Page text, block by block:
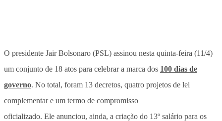
O presidente Jair Bolsonaro (PSL) assinou nesta quinta-feira (11/4)
um conjunto de 18 atos para celebrar a marca dos 100 dias de
governo. No total, foram 13 decretos, quatro projetos de lei
complementar e um termo de compromisso
oficializado. Ele anunciou, ainda, a criação do 13º salário para os